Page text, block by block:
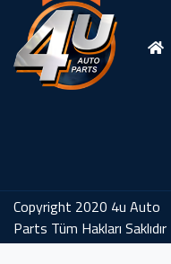
Copyright 2020 4u Auto
Parts Tüm Hakları Saklıdır